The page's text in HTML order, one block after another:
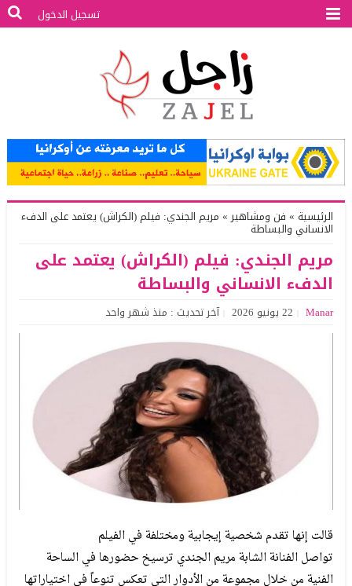
تسجيل الدخول
الرئيسية » فن ومشاهير »مريم الجندي: فيلم (الكراش) يعتمد على الدفء
الانساني والبساطة
مريم الجندي: فيلم (الكراش) يعتمد على
الدفء الانساني والبساطة
Manar 22 يونيو 2026 آخر تحديث : منذ شهر واحد
قالت إنها تقدم شخصية إيجابية ومختلفة في الفيلم
تواصل الفنانة الشابة مريم الجندي ترسيخ حضورها في الساحة
الفنية من خلال مجموعة من الأدوار التي تعكس تنوعاً في اختياراتها